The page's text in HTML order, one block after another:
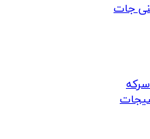
جات
سرکه